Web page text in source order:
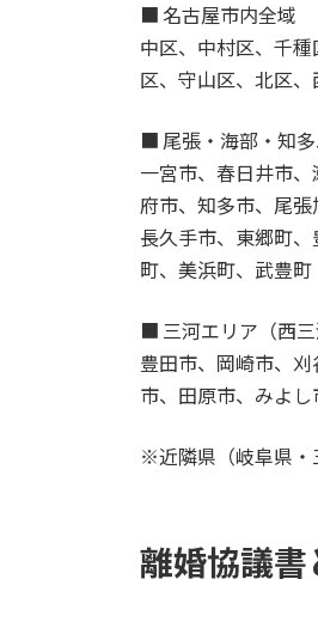
■ 名古屋市内全域
中区、中村区、千
区、守山区、北区、
■ 尾張・海部・知
一宮市、春日井市
府市、知多市、尾
長久手市、東郷町
町、美浜町、武豊町
■ 三河エリア（西三
豊田市、岡崎市、
市、田原市、みよ
※近隣県（岐阜県・
離婚協議書